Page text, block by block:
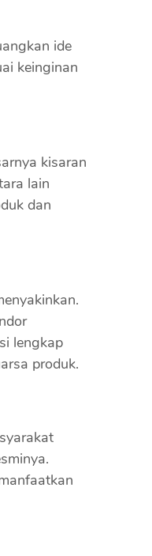
ide
keinginan
kisaran
lain
dan
lengkap
produk.